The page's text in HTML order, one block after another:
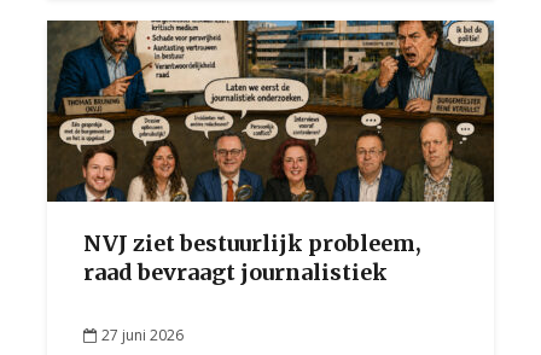
NVJ ziet bestuurlijk probleem,
raad bevraagt journalistiek
27 juni 2026